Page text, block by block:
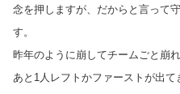
念を押しますが、だからと言って
す。
昨年のように崩してチームごと崩
あと1人レフトかファーストが出て